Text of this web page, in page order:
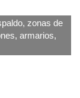
zonas de
armarios,